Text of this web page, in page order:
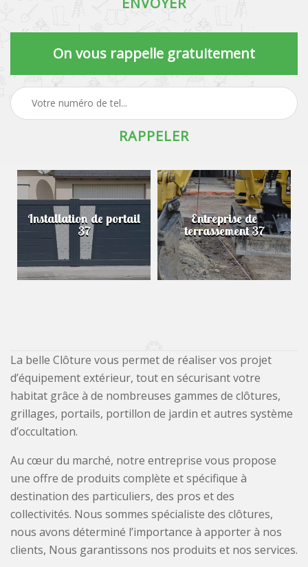
On vous rappelle gratuitement
Installation de portail
37
Entreprise de
terrassement 37
La belle Clôture vous permet de réaliser vos projet
d’équipement extérieur, tout en sécurisant votre
habitat grâce à de nombreuses gammes de clôtures,
grillages, portails, portillon de jardin et autres système
d’occultation.
Au cœur du marché, notre entreprise vous propose
une offre de produits complète et spécifique à
destination des particuliers, des pros et des
collectivités. Nous sommes spécialiste des clôtures,
nous avons déterminé l’importance à apporter à nos
clients, Nous garantissons nos produits et nos services.